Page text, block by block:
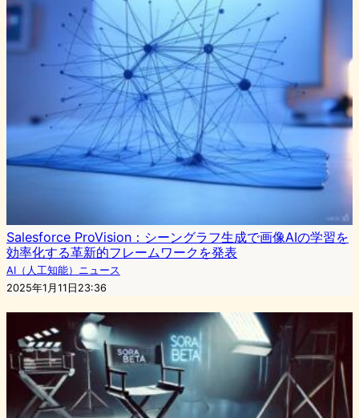
Salesforce ProVision：シーングラフ生成で画像AIの学習を
効率化する革新的フレームワークを発表
AI（人工知能）ニュース
2025年1月11日23:36